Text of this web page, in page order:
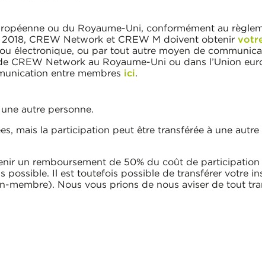
ou du Royaume-Uni, conformément au
CREW Network et CREW M doivent obtenir
électronique, ou par tout autre moyen de
CREW Network au Royaume-Uni ou dans l’Union
entre membres ici.
autre personne.
mais la participation peut être transférée à une
un remboursement de 50% du coût de participation
possible. Il est toutefois possible de transférer votre
Nous vous prions de nous aviser de tout